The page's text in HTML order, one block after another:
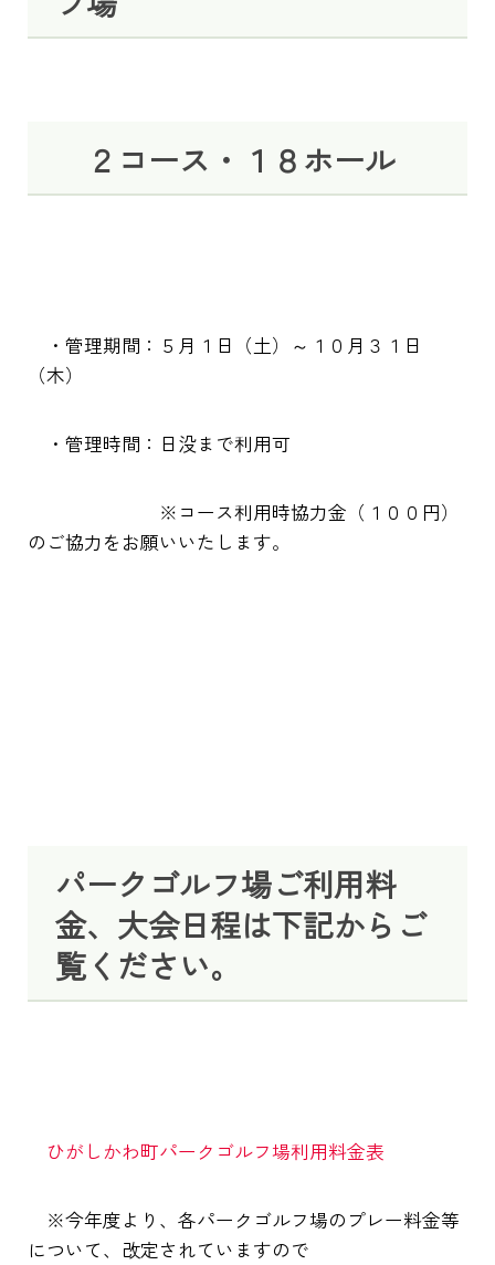
２コース・１８ホール
・管理期間：５月１日（土）～１０月３１日
（木）
・管理時間：日没まで利用可
※コース利用時協力金（１００円）
のご協力をお願いいたします。
パークゴルフ場ご利用料
金、大会日程は下記からご
覧ください。
ひがしかわ町パークゴルフ場利用料金表
※今年度より、各パークゴルフ場のプレー料金等
について、改定されていますので